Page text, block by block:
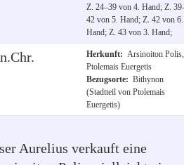
Z. 24–39 von 4. Hand; Z.
42 von 5. Hand; Z. 42 von 6.
Hand; Z. 43 von 3. Hand;
Herkunft: Arsinoiton Polis,
Ptolemais Euergetis
Bezugsorte: Bithynon
(Stadtteil von Ptolemais
Euergetis)
Aurelius verkauft eine